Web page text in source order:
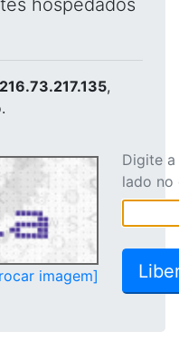
hospedados
216.73.217.135,
imagem]
Digite
lado no